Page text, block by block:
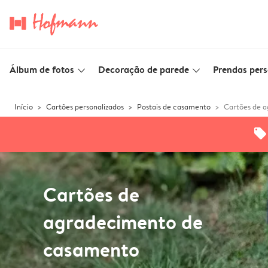
Álbum de fotos slim_arrow_down Decoração de parede slim_arrow_down Prendas
Início Cartões personalizados Postais de casamento Cartões de
offers
Cartões de
agradecimento de
casamento